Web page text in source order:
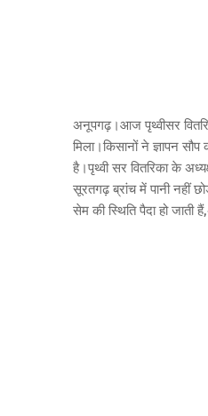
अनूपगढ़।आज पृथ्वीसर
मिला।किसानों ने ज्ञापन
है।पृथ्वी सर वितरिका के
सूरतगढ़ ब्रांच में पानी नहीं
सेम की स्थिति पैदा हो